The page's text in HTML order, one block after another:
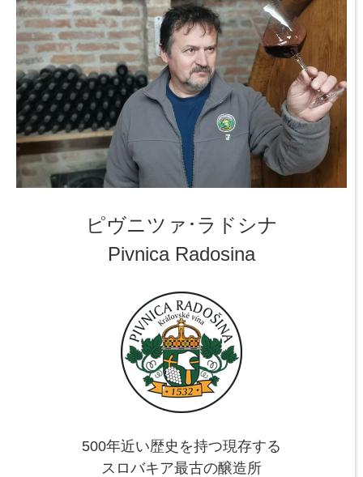
ピヴニツァ･ラドシナ
Pivnica Radosina
500年近い歴史を持つ現存する
スロバキア最古の醸造所